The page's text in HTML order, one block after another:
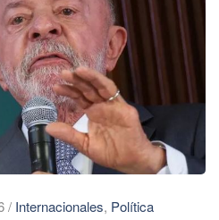
/ Internacionales, Política